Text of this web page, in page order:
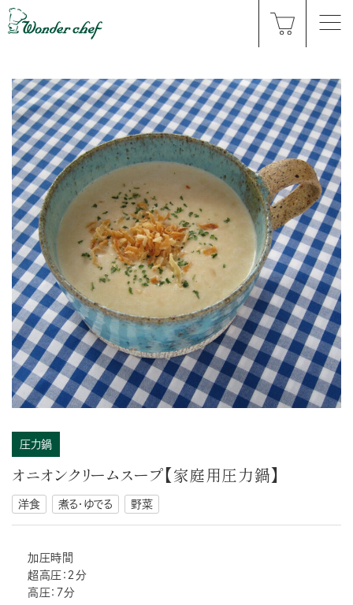
圧力鍋
オニオンクリームスープ【家庭用圧力鍋】
洋食 煮る・ゆでる 野菜
加圧時間
超高圧：２分
高圧：７分